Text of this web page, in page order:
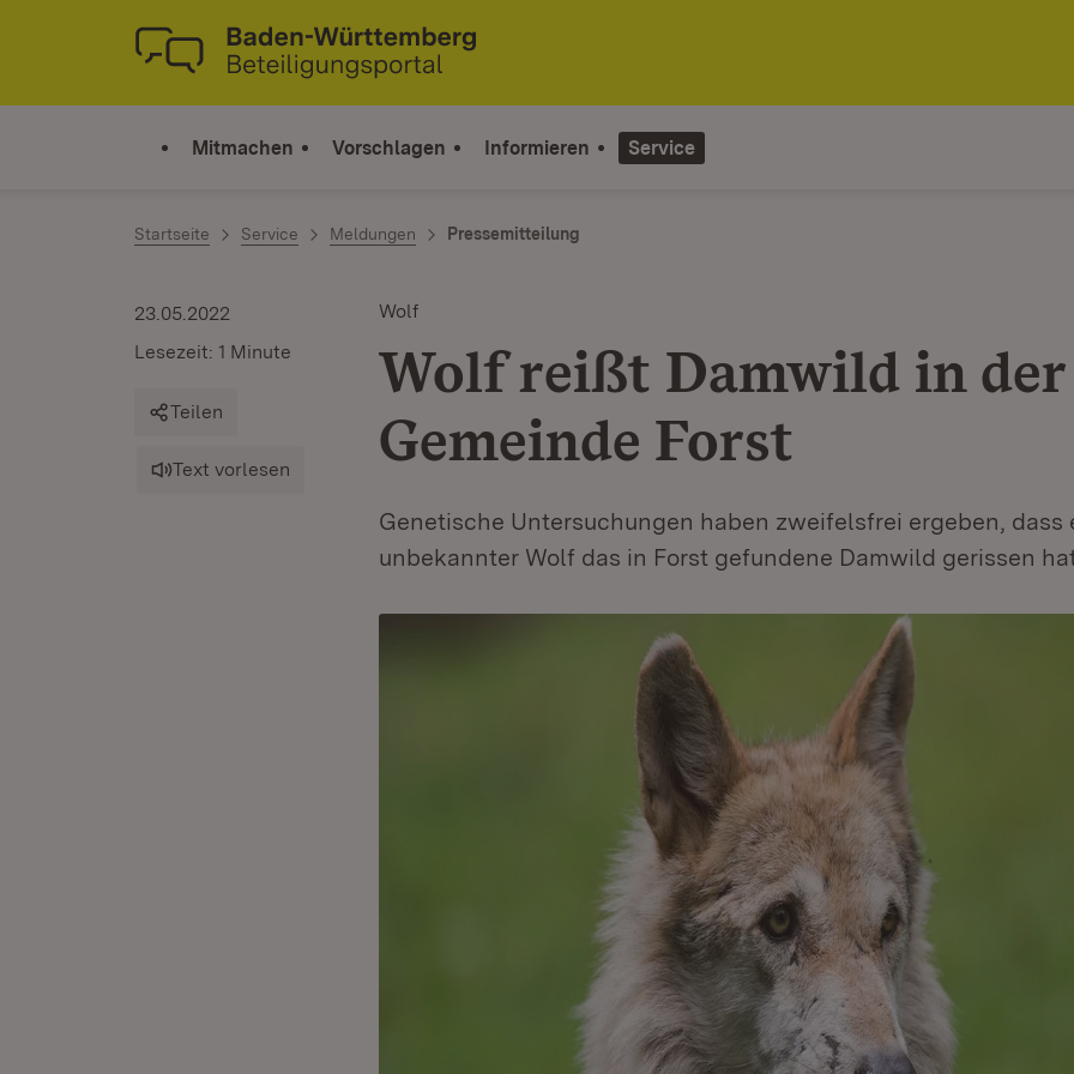
Zum Inhalt springen
Link zur Startseite
Mitmachen Vorschlagen Informieren Service
Startseite Service Meldungen Pressemitteilung
Wolf
Wolf reißt Damwild in der
Gemeinde Forst
Genetische Untersuchungen haben zweifelsfrei ergeben, dass
unbekannter Wolf das in Forst gefundene Damwild gerissen
23.05.2022
Lesezeit: 1 Minute
Teilen
Text vorlesen